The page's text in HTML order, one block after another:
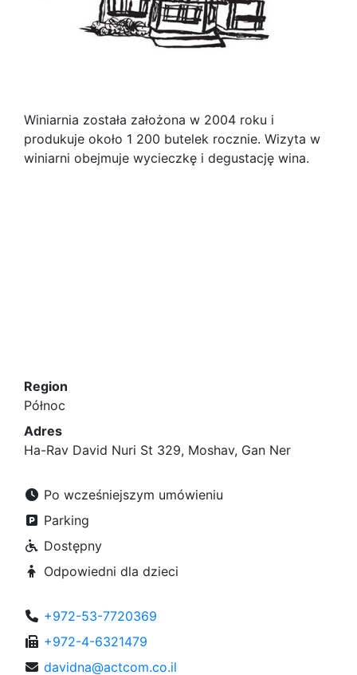
Winiarnia została założona w 2004 roku i
produkuje około 1 200 butelek rocznie. Wizyta w
winiarni obejmuje wycieczkę i degustację wina.
Region
Północ
Adres
Ha-Rav David Nuri St 329, Moshav, Gan Ner
Po wcześniejszym umówieniu
Parking
Dostępny
Odpowiedni dla dzieci
+972-53-7720369
+972-4-6321479
davidna@actcom.co.il